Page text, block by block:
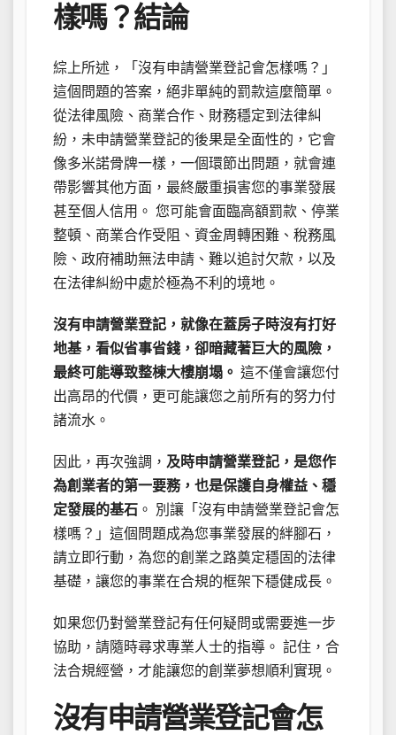
樣嗎？結論
綜上所述，「沒有申請營業登記會怎樣嗎？」
這個問題的答案，絕非單純的罰款這麼簡單。
從法律風險、商業合作、財務穩定到法律糾
紛，未申請營業登記的後果是全面性的，它會
像多米諾骨牌一樣，一個環節出問題，就會連
帶影響其他方面，最終嚴重損害您的事業發展
甚至個人信用。 您可能會面臨高額罰款、停業
整頓、商業合作受阻、資金周轉困難、稅務風
險、政府補助無法申請、難以追討欠款，以及
在法律糾紛中處於極為不利的境地。
沒有申請營業登記，就像在蓋房子時沒有打好
地基，看似省事省錢，卻暗藏著巨大的風險，
最終可能導致整棟大樓崩塌。 這不僅會讓您付
出高昂的代價，更可能讓您之前所有的努力付
諸流水。
因此，再次強調， 及時申請營業登記，是您作
為創業者的第一要務，也是保護自身權益、穩
定發展的基石 。 別讓「沒有申請營業登記會怎
樣嗎？」這個問題成為您事業發展的絆腳石，
請立即行動，為您的創業之路奠定穩固的法律
基礎，讓您的事業在合規的框架下穩健成長。
如果您仍對營業登記有任何疑問或需要進一步
協助，請隨時尋求專業人士的指導。 記住，合
法合規經營，才能讓您的創業夢想順利實現。
沒有申請營業登記會怎